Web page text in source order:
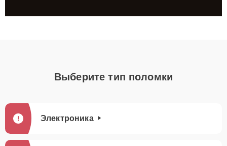
Выберите тип поломки
Электроника